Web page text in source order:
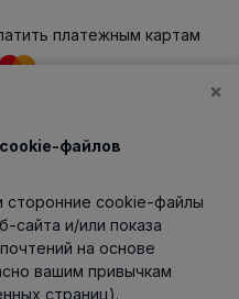
платежным картам
×
файлов
сторонние cookie-файлы
сайта и/или показа
на основе
вашим привычкам
страниц).